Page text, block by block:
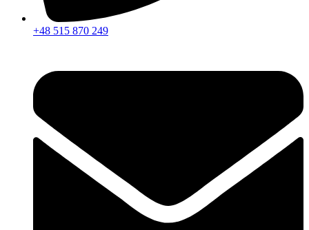
+48 515 870 249